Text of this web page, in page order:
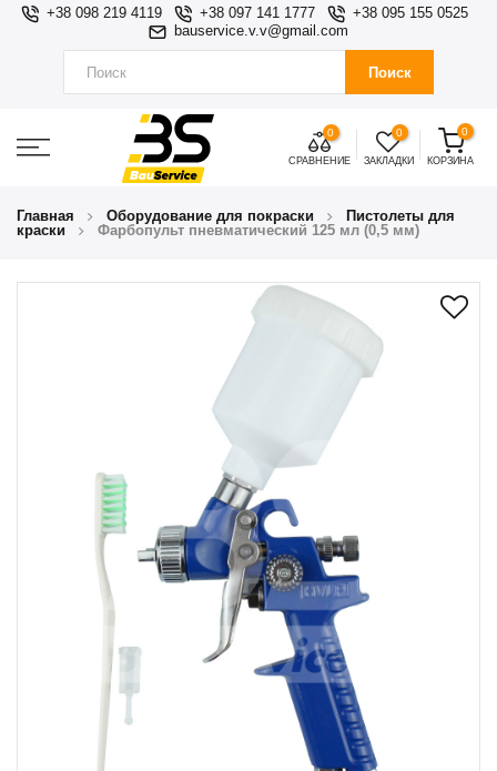
+38 098 219 4119 +38 097 141 1777
+38 095 155 0525
bauservice.v.v@gmail.com
Поиск
0
СРАВНЕНИЕ
0
ЗАКЛАДКИ
0
КОРЗИНА
Главная Оборудование для покраски
Пистолеты для
краски
Фарбопульт пневматический 125 мл (0,5 мм)